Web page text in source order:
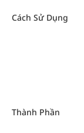
Cách Sử Dụng
Thành Phần